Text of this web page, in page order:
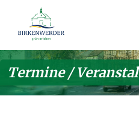
Zum Hauptinhalt springen
Termine /